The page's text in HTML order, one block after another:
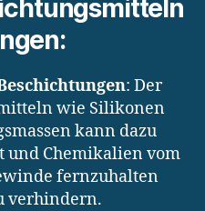
: Der
wie Silikonen
kann dazu
und Chemikalien vom
fernzuhalten
verhindern.